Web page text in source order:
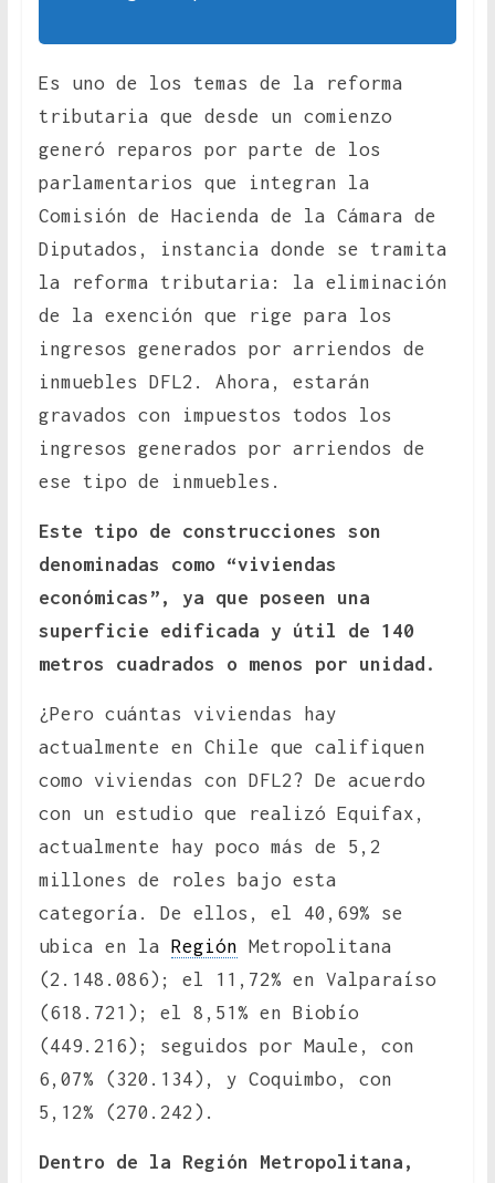
Es uno de los temas de la reforma
tributaria que desde un comienzo
generó reparos por parte de los
parlamentarios que integran la
Comisión de Hacienda de la Cámara de
Diputados, instancia donde se tramita
la reforma tributaria: la eliminación
de la exención que rige para los
ingresos generados por arriendos de
inmuebles DFL2. Ahora, estarán
gravados con impuestos todos los
ingresos generados por arriendos de
ese tipo de inmuebles.
Este tipo de construcciones son
denominadas como “viviendas
económicas”, ya que poseen una
superficie edificada y útil de 140
metros cuadrados o menos por unidad.
¿Pero cuántas viviendas hay
actualmente en Chile que califiquen
como viviendas con DFL2? De acuerdo
con un estudio que realizó Equifax,
actualmente hay poco más de 5,2
millones de roles bajo esta
categoría. De ellos, el 40,69% se
ubica en la Región Metropolitana
(2.148.086); el 11,72% en Valparaíso
(618.721); el 8,51% en Biobío
(449.216); seguidos por Maule, con
6,07% (320.134), y Coquimbo, con
5,12% (270.242).
Dentro de la Región Metropolitana,